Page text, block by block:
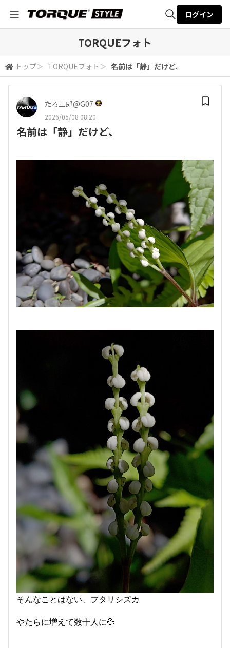
検索
ログイン
TORQUEフォト
トップ＞ TORQUEフォト ＞ 名前は「静」だけど、
たろ三郎@G07
2026/05/08 08:20
名前は「静」だけど、
そんなことはない、フタリシズカ
やたらに増えて数十人に💦